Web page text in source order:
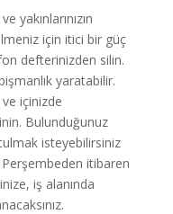
yakınlarınızın
için itici bir güç
defterinizden silin.
yaratabilir.
ve içinizde
Bulunduğunuz
isteyebilirsiniz
itibaren
iş alanında